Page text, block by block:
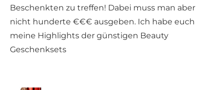
Beschenkten zu treffen! Dabei muss man aber
nicht hunderte €€€ ausgeben. Ich habe euch
meine Highlights der günstigen Beauty
Geschenksets